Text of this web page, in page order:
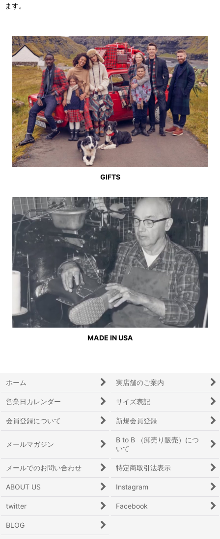
ます。
GIFTS
MADE IN USA
ホーム 実店舗のご案内
営業日カレンダー サイズ表記
会員登録について 新規会員登録
メールマガジン
B to B （卸売り販売）につ
いて
メールでのお問い合わせ 特定商取引法表示
ABOUT US Instagram
twitter Facebook
BLOG